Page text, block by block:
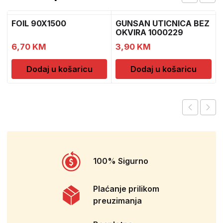
FOIL 90X1500
6,70 KM
Dodaj u košaricu
GUNSAN UTICNICA BEZ
OKVIRA 1000229
3,90 KM
Dodaj u košaricu
100% Sigurno
Plaćanje prilikom
preuzimanja